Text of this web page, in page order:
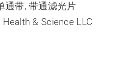
通带,带通滤光片
& Science LLC